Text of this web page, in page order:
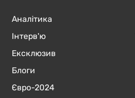
Аналітика
Інтерв'ю
Ексклюзив
Блоги
Євро-2024